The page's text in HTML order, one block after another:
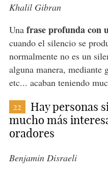
Khalil Gibran
Una frase profunda con
cuando el silencio se
normalmente no es un
alguna manera, mediante
etc... acaban teniendo
22
Hay personas
mucho más
oradores
Benjamin Disraeli